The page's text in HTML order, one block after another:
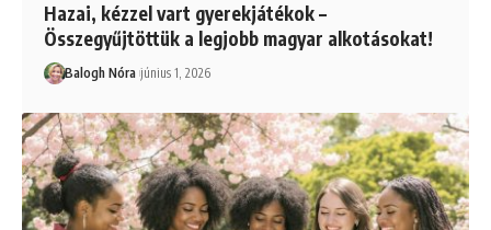
Hazai, kézzel vart gyerekjátékok –
Összegyűjtöttük a legjobb magyar alkotásokat!
Balogh Nóra június 1, 2026